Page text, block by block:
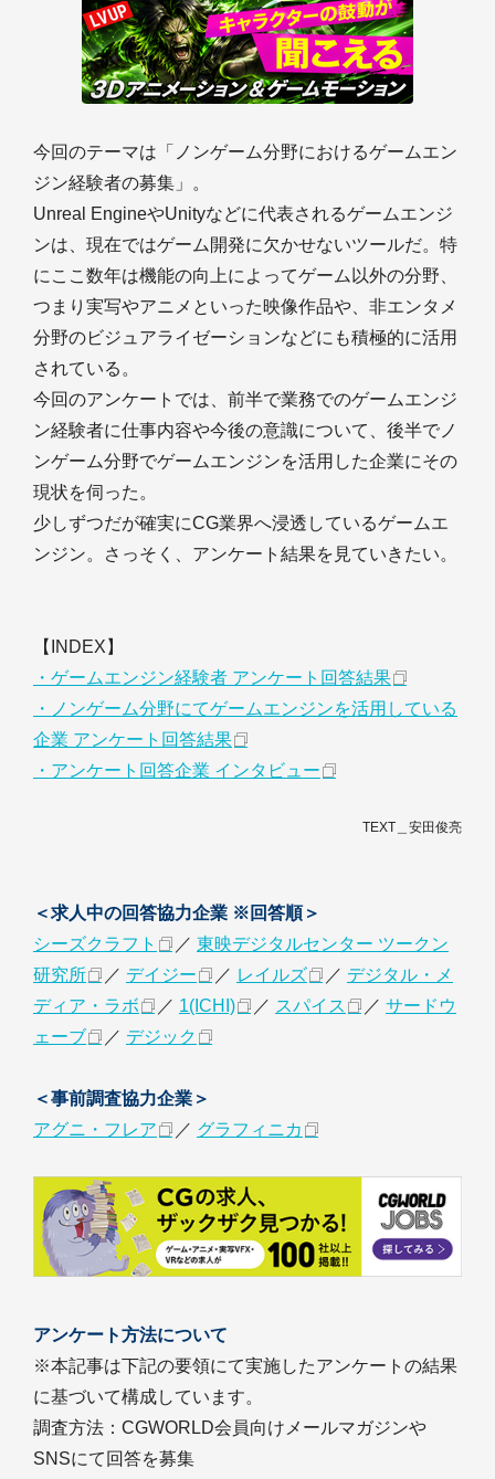
今回のテーマは「ノンゲーム分野におけるゲームエン
ジン経験者の募集」。
Unreal EngineやUnityなどに代表されるゲームエンジ
ンは、現在ではゲーム開発に欠かせないツールだ。特
にここ数年は機能の向上によってゲーム以外の分野、
つまり実写やアニメといった映像作品や、非エンタメ
分野のビジュアライゼーションなどにも積極的に活用
されている。
今回のアンケートでは、前半で業務でのゲームエンジ
ン経験者に仕事内容や今後の意識について、後半でノ
ンゲーム分野でゲームエンジンを活用した企業にその
現状を伺った。
少しずつだが確実にCG業界へ浸透しているゲームエ
ンジン。さっそく、アンケート結果を見ていきたい。
【INDEX】
・ゲームエンジン経験者 アンケート回答結果
・ノンゲーム分野にてゲームエンジンを活用している
企業 アンケート回答結果
・アンケート回答企業 インタビュー
TEXT＿安田俊亮
＜求人中の回答協力企業 ※回答順＞
シーズクラフト
／ 東映デジタルセンター ツークン
研究所
／ デイジー ／ レイルズ ／ デジタル・メ
ディア・ラボ
／ 1(ICHI) ／ スパイス ／ サードウ
ェーブ
／ デジック
＜事前調査協力企業＞
アグニ・フレア
／ グラフィニカ
アンケート方法について
※本記事は下記の要領にて実施したアンケートの結果
に基づいて構成しています。
調査方法：CGWORLD会員向けメールマガジンや
SNSにて回答を募集